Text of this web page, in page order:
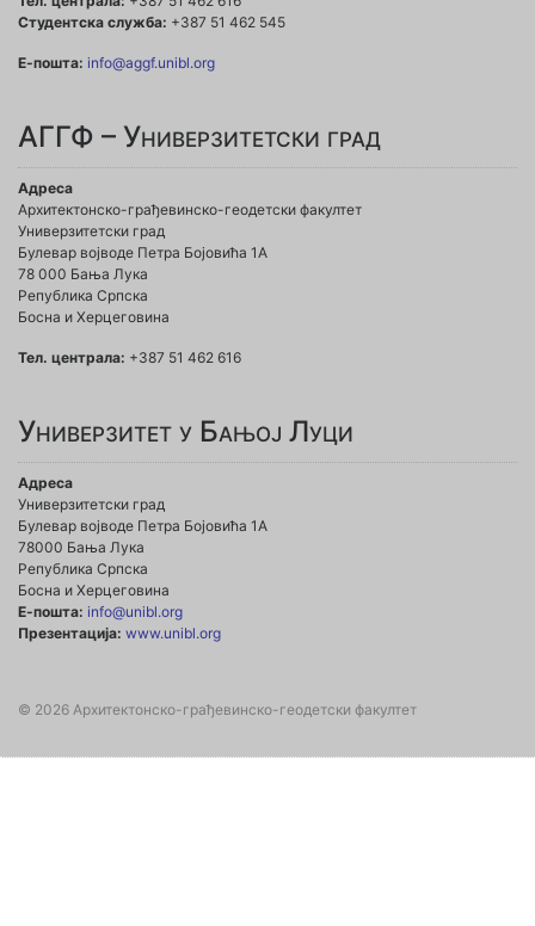
Студентска служба: +387 51 462 545
Е-пошта: info@aggf.unibl.org
АГГФ – Универзитетски град
Адреса
Архитектонско-грађевинско-геодетски факултет
Универзитетски град
Булевар војводе Петра Бојовића 1A
78 000 Бања Лука
Република Српска
Босна и Херцеговина
Тел. централа: +387 51 462 616
Универзитет у Бањој Луци
Адреса
Универзитетски град
Булевар војводе Петра Бојовића 1А
78000 Бања Лука
Република Српска
Босна и Херцеговина
Е-пошта: info@unibl.org
Презентација: www.unibl.org
© 2026 Архитектонско-грађевинско-геодетски факултет